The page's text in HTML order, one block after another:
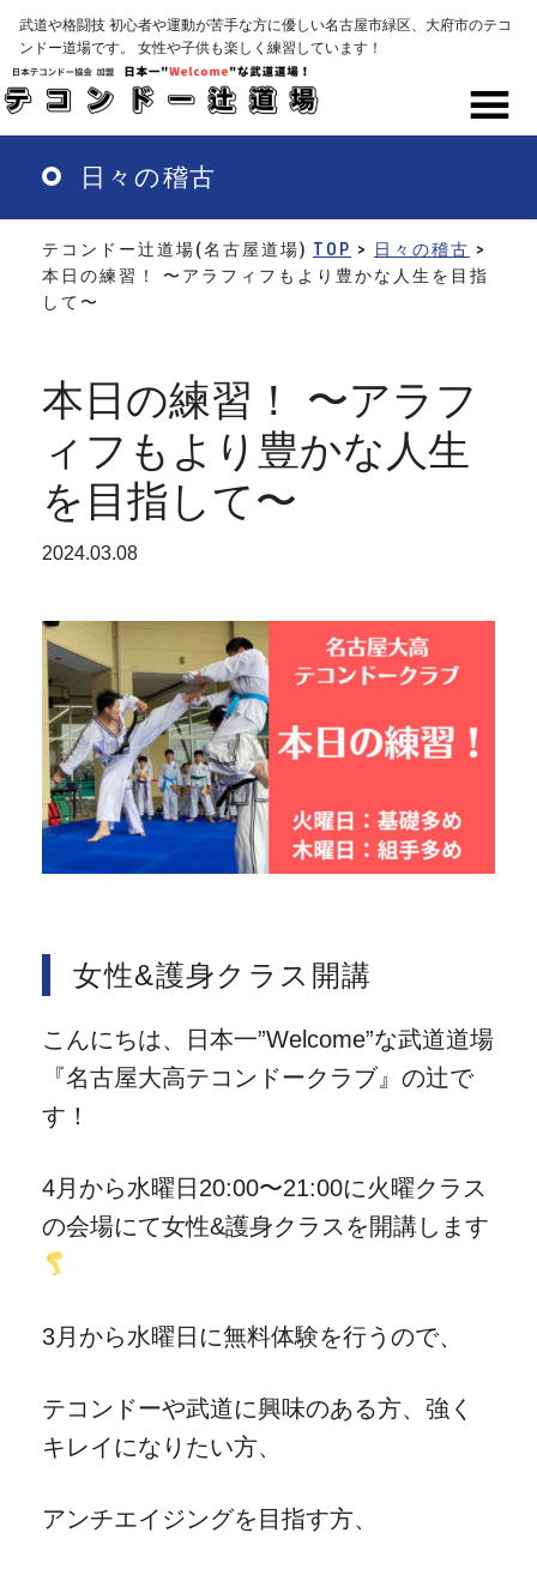
Skip
main
content
武道や格闘技 初心者や運動が苦手な方に優しい名古屋市緑区、大府市のテコ
ンドー道場です。 女性や子供も楽しく練習しています！
日々の稽古
テコンドー辻道場(名古屋道場) TOP > 日々の稽古 >
本日の練習！ 〜アラフィフもより豊かな人生を目指
して〜
本日の練習！ 〜アラフ
ィフもより豊かな人生
を目指して〜
2024.03.08
女性&護身クラス開講
こんにちは、日本一”Welcome”な武道道場
『名古屋大高テコンドークラブ』の辻で
す！
4月から水曜日20:00〜21:00に火曜クラス
の会場にて女性&護身クラスを開講します
3月から水曜日に無料体験を行うので、
テコンドーや武道に興味のある方、強く
キレイになりたい方、
アンチエイジングを目指す方、